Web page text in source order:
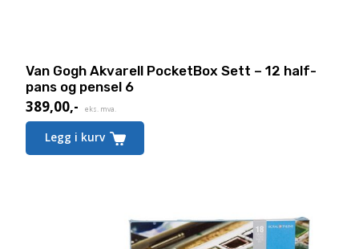
Van Gogh Akvarell PocketBox Sett – 12 half-
pans og pensel 6
389,00,- eks. mva.
Legg i kurv